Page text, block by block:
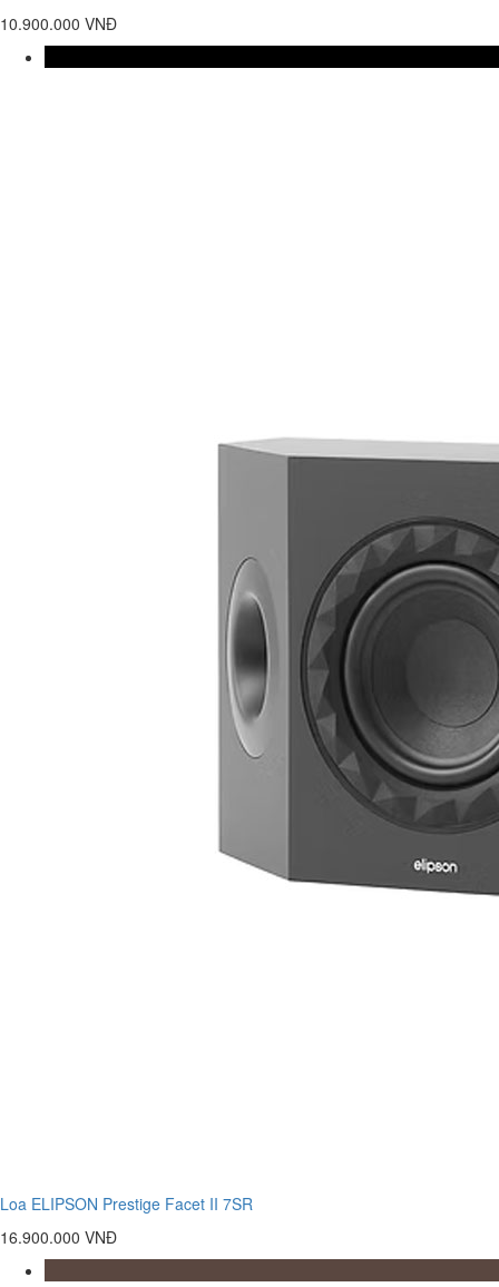
10.900.000 VNĐ
Loa ELIPSON Prestige Facet II 7SR
16.900.000 VNĐ